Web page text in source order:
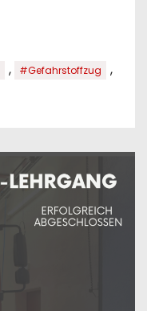
, #Gefahrstoffzug ,